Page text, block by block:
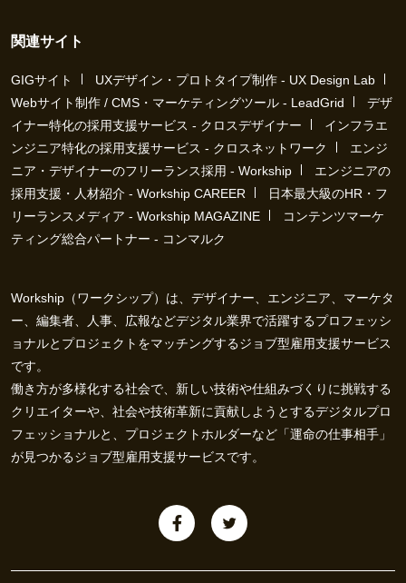
関連サイト
GIGサイト
UXデザイン・プロトタイプ制作 - UX Design Lab
Webサイト制作 / CMS・マーケティングツール - LeadGrid
デザ
イナー特化の採用支援サービス - クロスデザイナー
インフラエ
ンジニア特化の採用支援サービス - クロスネットワーク
エンジ
ニア・デザイナーのフリーランス採用 - Workship
エンジニアの
採用支援・人材紹介 - Workship CAREER
日本最大級のHR・フ
リーランスメディア - Workship MAGAZINE
コンテンツマーケ
ティング総合パートナー - コンマルク
Workship（ワークシップ）は、デザイナー、エンジニア、マーケタ
ー、編集者、人事、広報などデジタル業界で活躍するプロフェッシ
ョナルとプロジェクトをマッチングするジョブ型雇用支援サービス
です。
働き方が多様化する社会で、新しい技術や仕組みづくりに挑戦する
クリエイターや、社会や技術革新に貢献しようとするデジタルプロ
フェッショナルと、プロジェクトホルダーなど「運命の仕事相手」
が見つかるジョブ型雇用支援サービスです。